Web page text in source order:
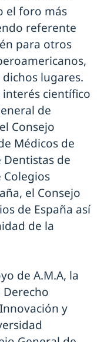
el foro más
referente
para otros
lugares.
científico
de
Consejo
Médicos de
Dentistas de
Colegios
el Consejo
de España así
de la
de A.M.A, la
y